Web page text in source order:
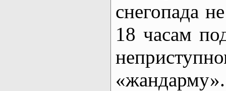
снегопада
18 часам